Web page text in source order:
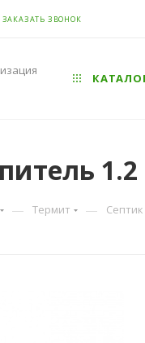
ЗАКАЗАТЬ ЗВОНОК
1.2
— Термит —